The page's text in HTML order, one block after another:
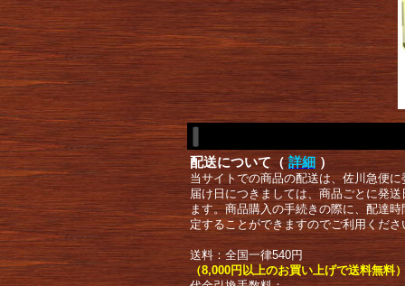
配送について（ 詳細 ）
当サイトでの商品の配送は、佐川急便
届け日につきましては、商品ごとに発
ます。商品購入の手続きの際に、配達
定することができますのでご利用くださ
送料：全国一律540円
（8,000円以上のお買い上げで送料無料